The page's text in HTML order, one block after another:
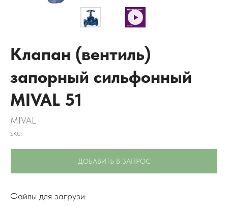
Клапан (вентиль)
запорный сильфонный
MIVAL 51
MIVAL
SKU:
ДОБАВИТЬ В ЗАПРОС
Файлы для загрузи: